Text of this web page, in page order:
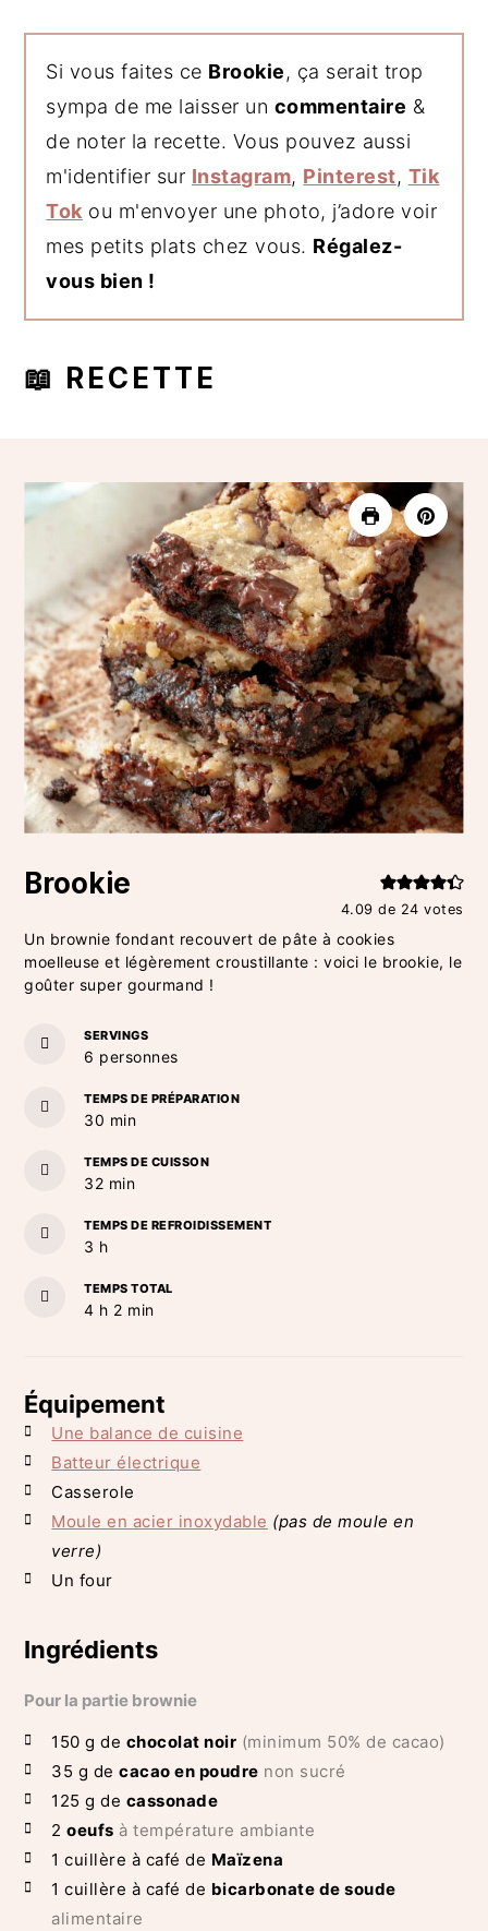
Si vous faites ce Brookie, ça serait trop
sympa de me laisser un commentaire &
de noter la recette. Vous pouvez aussi
m'identifier sur Instagram, Pinterest, Tik
Tok ou m'envoyer une photo, j’adore voir
mes petits plats chez vous. Régalez-
vous bien !
📖 RECETTE
4.09 de 24 votes
Brookie
Un brownie fondant recouvert de pâte à cookies
moelleuse et légèrement croustillante : voici le brookie, le
goûter super gourmand !
SERVINGS
6 personnes
TEMPS DE PRÉPARATION
30 minutes
min
TEMPS DE CUISSON
32minutes
min
TEMPS DE REFROIDISSEMENT
3 heures
h
TEMPS TOTAL
4heures
h 2minutes
min
Équipement
Une balance de cuisine
Batteur électrique
Casserole
Moule en acier inoxydable (pas de moule en
verre)
Un four
Ingrédients
Pour la partie brownie
150 g de chocolat noir (minimum 50% de cacao)
35 g de cacao en poudre non sucré
125 g de cassonade
2 oeufs à température ambiante
1 cuillère à café de Maïzena
1 cuillère à café de bicarbonate de soude
alimentaire